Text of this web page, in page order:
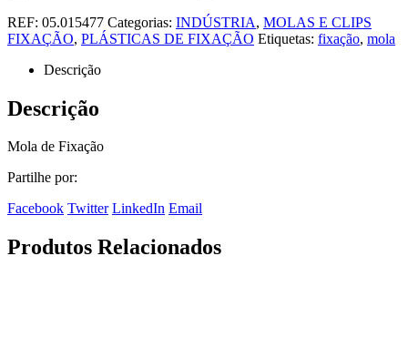
REF: 05.015477 Categorias: INDÚSTRIA, MOLAS E CLIPS
FIXAÇÃO, PLÁSTICAS DE FIXAÇÃO Etiquetas: fixação, mola
Descrição
Descrição
Mola de Fixação
Partilhe por:
Facebook Twitter LinkedIn Email
Produtos Relacionados